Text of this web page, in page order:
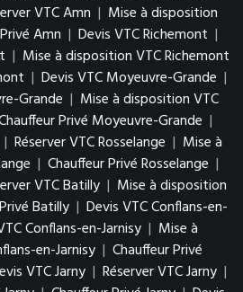
VTC Amn | Mise à disposition
Amn | Devis VTC Richemont |
| Mise à disposition VTC Richemont
| Devis VTC Moyeuvre-Grande |
Grande | Mise à disposition VTC
Privé Moyeuvre-Grande |
| Réserver VTC Rosselange | Mise à
| Chauffeur Privé Rosselange |
VTC Batilly | Mise à disposition
Batilly | Devis VTC Conflans-en-
Conflans-en-Jarnisy | Mise à
en-Jarnisy | Chauffeur Privé
VTC Jarny | Réserver VTC Jarny |